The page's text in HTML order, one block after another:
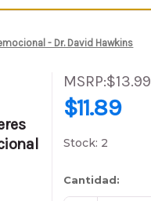
- Dr. David Hawkins
PVP:$13.99
$11.89
(Ahorra $2.10
MSRP:$13.99
$11.89
Stock: 2
Cantidad: